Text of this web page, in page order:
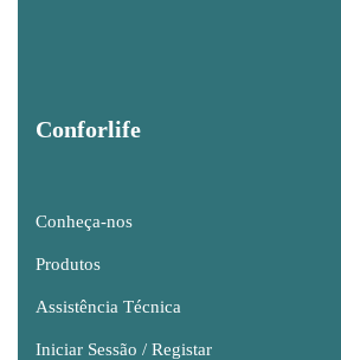
Conforlife
Conheça-nos
Produtos
Assistência Técnica
Iniciar Sessão / Registar